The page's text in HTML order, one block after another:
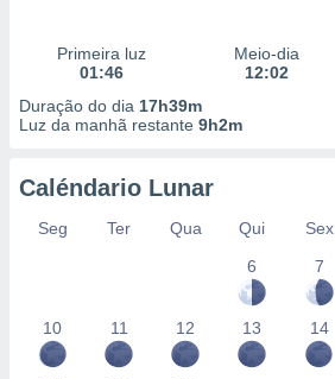
Primeira luz
01:46
Meio-dia
12:02
Duração do dia 17h39m
Luz da manhã restante 9h2m
Caléndario Lunar
Seg Ter Qua Qui Sex
6
7
10 11 12 13 14